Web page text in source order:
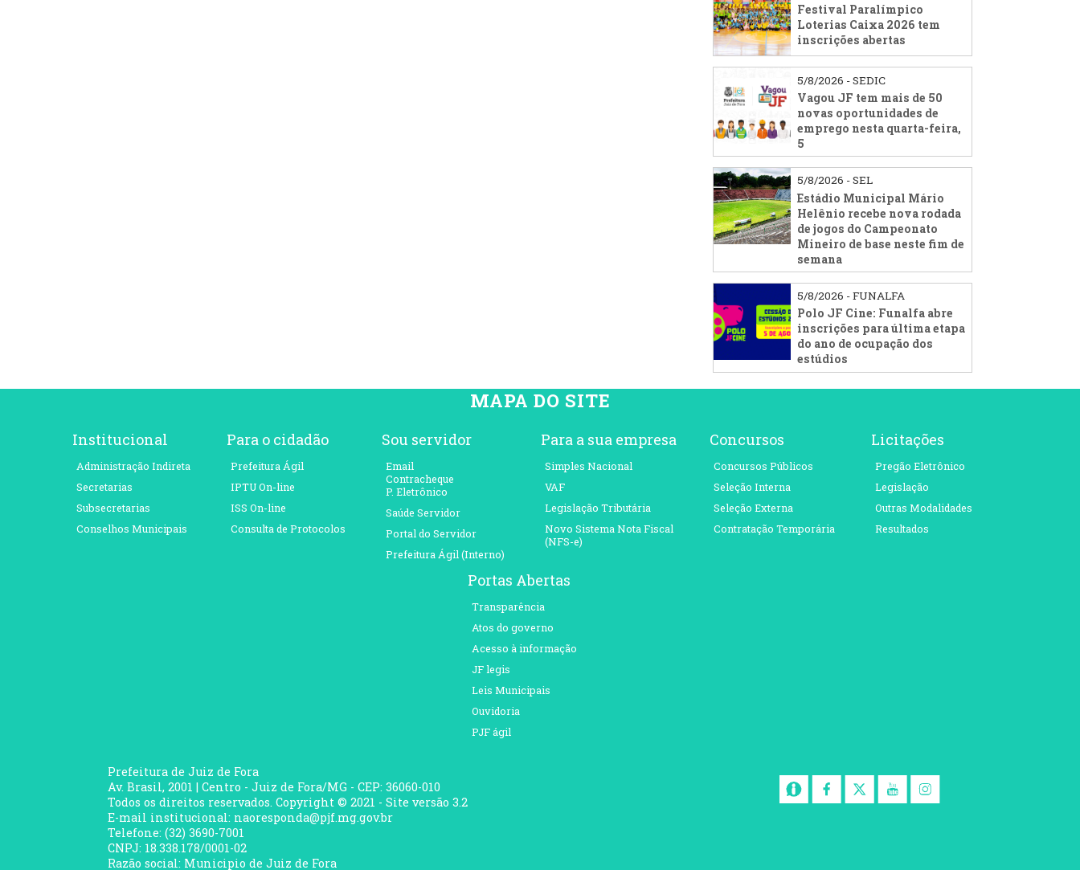
Festival Paralímpico
Loterias Caixa 2026 tem
inscrições abertas
5/8/2026 - SEDIC
Vagou JF tem mais de 50
novas oportunidades de
emprego nesta quarta-feira,
5
5/8/2026 - SEL
Estádio Municipal Mário
Helênio recebe nova rodada
de jogos do Campeonato
Mineiro de base neste fim de
semana
5/8/2026 - FUNALFA
Polo JF Cine: Funalfa abre
inscrições para última etapa
do ano de ocupação dos
estúdios
MAPA DO SITE
Institucional
Administração Indireta
Secretarias
Subsecretarias
Conselhos Municipais
Para o cidadão
Prefeitura Ágil
IPTU On-line
ISS On-line
Consulta de Protocolos
Sou servidor
Email
Contracheque
P. Eletrônico
Saúde Servidor
Portal do Servidor
Prefeitura Ágil (Interno)
Para a sua empresa
Simples Nacional
VAF
Legislação Tributária
Novo Sistema Nota Fiscal
(NFS-e)
Concursos
Concursos Públicos
Seleção Interna
Seleção Externa
Contratação Temporária
Licitações
Pregão Eletrônico
Legislação
Outras Modalidades
Resultados
Portas Abertas
Transparência
Atos do governo
Acesso à informação
JF legis
Leis Municipais
Ouvidoria
PJF ágil
Prefeitura de Juiz de Fora
Av. Brasil, 2001 | Centro - Juiz de Fora/MG - CEP: 36060-010
Todos os direitos reservados. Copyright © 2021 - Site versão 3.2
E-mail institucional: naoresponda@pjf.mg.gov.br
Telefone: (32) 3690-7001
CNPJ: 18.338.178/0001-02
Razão social: Municipio de Juiz de Fora